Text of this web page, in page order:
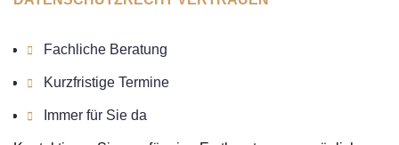
Fachliche Beratung
Kurzfristige Termine
Immer für Sie da